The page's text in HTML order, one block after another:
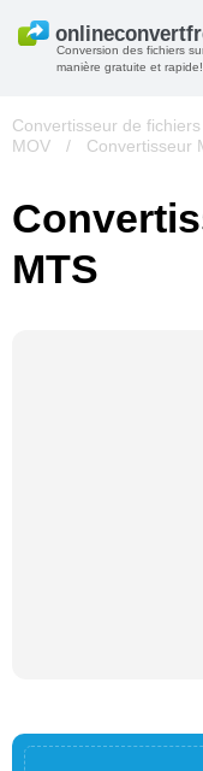
Conversion des fichiers
manière gratuite et rapide!
Convertisseur de fichiers
MOV
/ Convertisseur
MTS